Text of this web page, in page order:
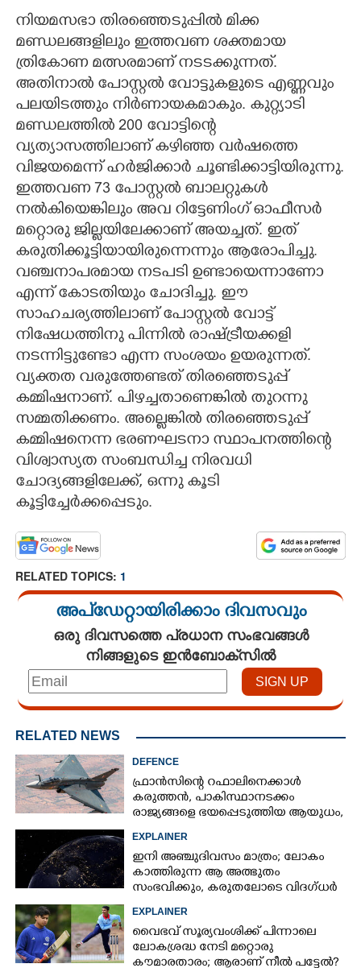
നിയമസഭാ തിര‌ഞ്ഞെടുപ്പിൽ മിക്ക
മണ്ഡലങ്ങളിലും ഇത്തവണ ശക്തമായ
ത്രികോണ മത്സരമാണ് നടടക്കുന്നത്.
അതിനാൽ പോസ്റ്റൽ വോട്ടുകളുടെ എണ്ണവും
പലയിടത്തും നിർണായകമാകും. കുറ്റ്യാടി
മണ്ഡലത്തിൽ 200 വോട്ടിന്റെ
വ്യത്യാസത്തിലാണ് കഴിഞ്ഞ വർഷത്തെ
വിജയമെന്ന് ഹർജിക്കാർ ചൂണ്ടിക്കാട്ടിയിരുന്നു.
ഇത്തവണ 73 പോസ്റ്റൽ ബാലറ്റുകൾ
നൽകിയെങ്കിലും അവ റിട്ടേണിംഗ് ഓഫീസർ
മറ്റൊരു ജില്ലയിലേക്കാണ് അയച്ചത്. ഇത്
കരുതിക്കൂട്ടിയായിരുന്നെന്നും ആരോപിച്ചു.
വഞ്ചനാപരമായ നടപടി ഉണ്ടായെന്നാണോ
എന്ന് കോടതിയും ചോദിച്ചു. ഈ
സാഹചര്യത്തിലാണ് പോസ്റ്റൽ വോട്ട്
നിഷേധത്തിനു പിന്നിൽ രാഷ്ട്രീയക്കളി
നടന്നിട്ടുണ്ടോ എന്ന സംശയം ഉയരുന്നത്.
വ്യക്തത വരുത്തേണ്ടത് തിരഞ്ഞെടുപ്പ്
കമ്മിഷനാണ്. പിഴച്ചതാണെങ്കിൽ തുറന്നു
സമ്മതിക്കണം. അല്ലെങ്കിൽ തിരഞ്ഞെടുപ്പ്
കമ്മിഷനെന്ന ഭരണഘടനാ സ്ഥാപനത്തിന്റെ
വിശ്വാസ്യത സംബന്ധിച്ച നിരവധി
ചോദ്യങ്ങളിലേക്ക്, ഒന്നു കൂടി
കൂട്ടിച്ചേർക്കപ്പെടും.
RELATED TOPICS: 1
അപ്ഡേറ്റായിരിക്കാം ദിവസവും
ഒരു ദിവസത്തെ പ്രധാന സംഭവങ്ങൾ
നിങ്ങളുടെ ഇൻബോക്സിൽ
RELATED NEWS
DEFENCE
ഫ്രാൻസിന്റെ റഫാലിനെക്കാൾ
കരുത്തൻ,​ പാകിസ്ഥാനടക്കം
രാജ്യങ്ങളെ ഭയപ്പെടുത്തിയ ആയുധം,​
ഇന്ത്യ നിർമ്മിച്ച എണ്ണം 100ലേക്ക്
EXPLAINER
ഇനി അഞ്ചുദിവസം മാത്രം; ലോകം
കാത്തിരുന്ന ആ അത്ഭുതം
സംഭവിക്കും, കരുതലോടെ വിദഗ്ധർ
EXPLAINER
വൈഭവ് സൂര്യവംശിക്ക് പിന്നാലെ
ലോകശ്രദ്ധ നേടി മറ്റൊരു
കൗമാരതാരം; ആരാണ് നീൽ പട്ടേൽ?
Share this link
Copy Link